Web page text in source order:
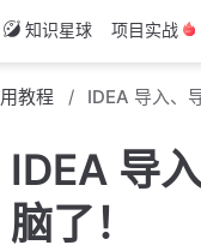
知识星球 项目实战
教程 IDEA 导入、
IDEA 导
脑了！